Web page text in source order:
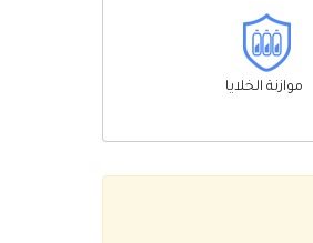
موازنة الخلايا